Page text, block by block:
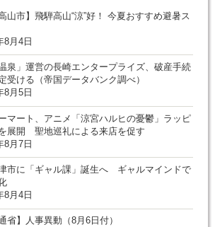
山市】飛騨高山“涼”好！ 今夏おすすめ避暑ス
8月4日
泉」運営の長崎エンタープライズ、破産手続
受ける（帝国データバンク調べ）
8月5日
マート、アニメ「涼宮ハルヒの憂鬱」ラッピ
展開 聖地巡礼による来店を促す
8月7日
市に「ギャル課」誕生へ ギャルマインドで
8月4日
省】人事異動（8月6日付）